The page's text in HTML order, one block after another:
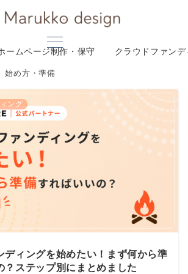
ームページ制作・保守 クラウドファン
始め方・準備
ング
ディングを始めたい！まず何から準
？ステップ別にまとめました